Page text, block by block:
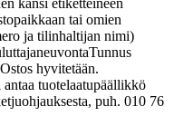
tai omien
ja tilinhaltijan nimi)
Tunnus
Ostos hyvitetään.
antaa tuotelaatupäällikkö
puh. 010 76